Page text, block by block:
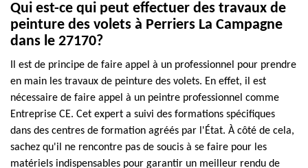
Qui est-ce qui peut effectuer des travaux de
peinture des volets à Perriers La Campagne
dans le 27170?
Il est de principe de faire appel à un professionnel pour prendre
en main les travaux de peinture des volets. En effet, il est
nécessaire de faire appel à un peintre professionnel comme
Entreprise CE. Cet expert a suivi des formations spécifiques
dans des centres de formation agréés par l'État. À côté de cela,
sachez qu'il ne rencontre pas de soucis à se faire pour les
matériels indispensables pour garantir un meilleur rendu de